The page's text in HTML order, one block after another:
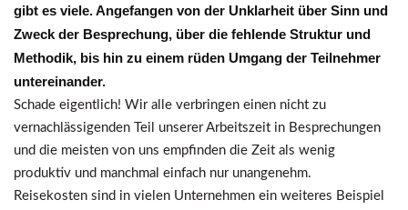
gibt es viele. Angefangen von der Unklarheit über Sinn und
Zweck der Besprechung, über die fehlende Struktur und
Methodik, bis hin zu einem rüden Umgang der Teilnehmer
untereinander.
Schade eigentlich! Wir alle verbringen einen nicht zu
vernachlässigenden Teil unserer Arbeitszeit in Besprechungen
und die meisten von uns empfinden die Zeit als wenig
produktiv und manchmal einfach nur unangenehm.
Reisekosten sind in vielen Unternehmen ein weiteres Beispiel